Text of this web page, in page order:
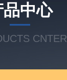
品中心
CNTER